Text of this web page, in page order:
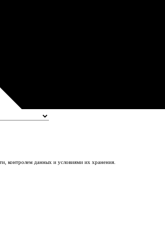
контролем данных и условиями их хранения.